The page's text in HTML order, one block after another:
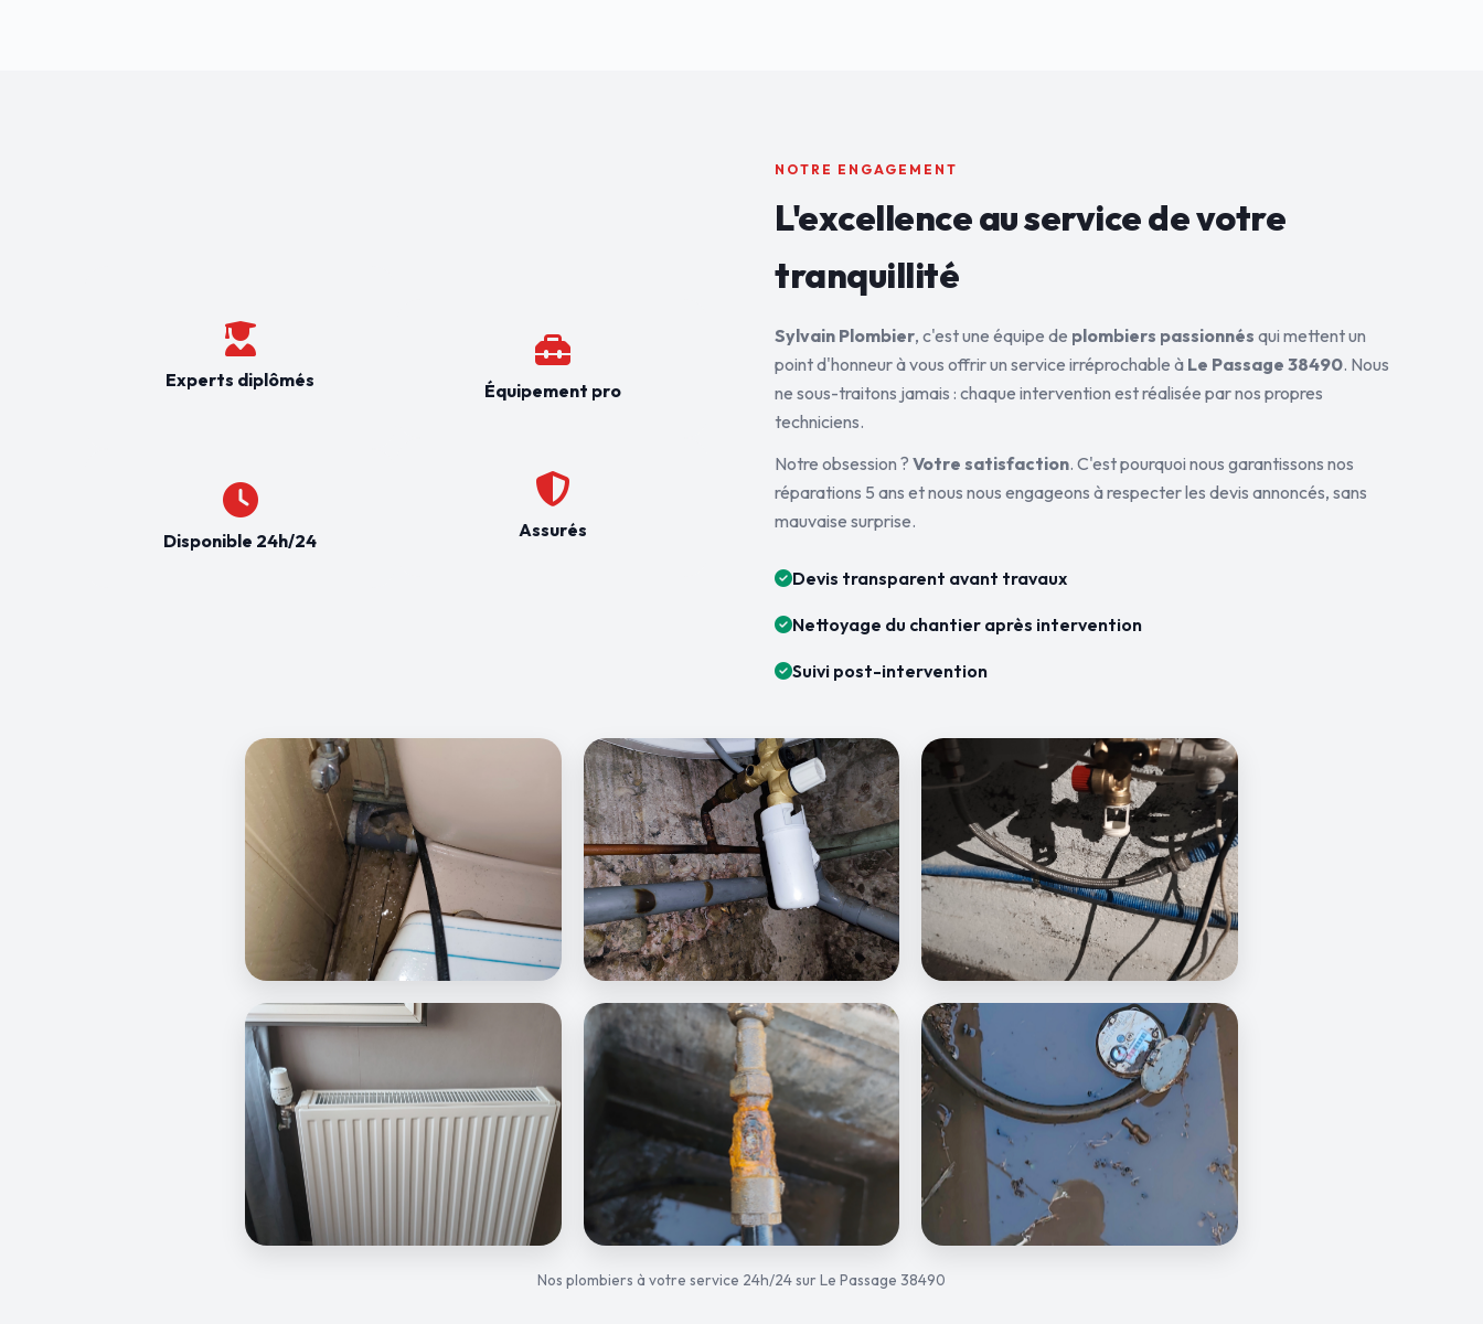
Experts diplômés
Disponible 24h/24
Équipement pro
Assurés
NOTRE ENGAGEMENT
L'excellence au service devotre
tranquillité
Sylvain Plombier, c'est une équipe de plombiers passionnés qui mettent un
point d'honneur à vous offrir un service irréprochable à Le Passage 38490. Nous
ne sous-traitons jamais : chaque intervention est réalisée par nos propres
techniciens.
Notre obsession ? Votre satisfaction. C'est pourquoi nous garantissons nos
réparations 5 ans et nous nous engageons à respecter les devis annoncés, sans
mauvaise surprise.
Devis transparent avant travaux
Nettoyage du chantier après intervention
Suivi post-intervention
Nos plombiers à votre service 24h/24 sur Le Passage 38490